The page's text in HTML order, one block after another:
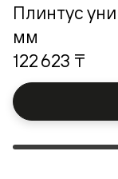
Плинтус
мм
122 623 ₸